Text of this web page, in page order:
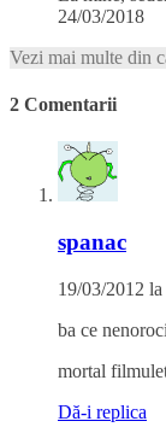
24/03/2018
Vezi mai multe din
2 Comentarii
spanac
19/03/2012
ba ce
mortal
Dă-i replica